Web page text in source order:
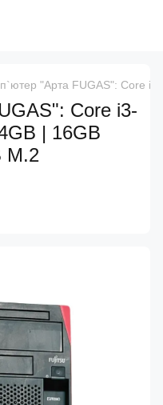
"Арта FUGAS": Core
Core i3-
| 16GB
M.2